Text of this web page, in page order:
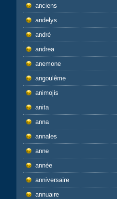
anciens
andelys
andré
andrea
anemone
angoulême
animojis
anita
anna
annales
anne
année
anniversaire
annuaire